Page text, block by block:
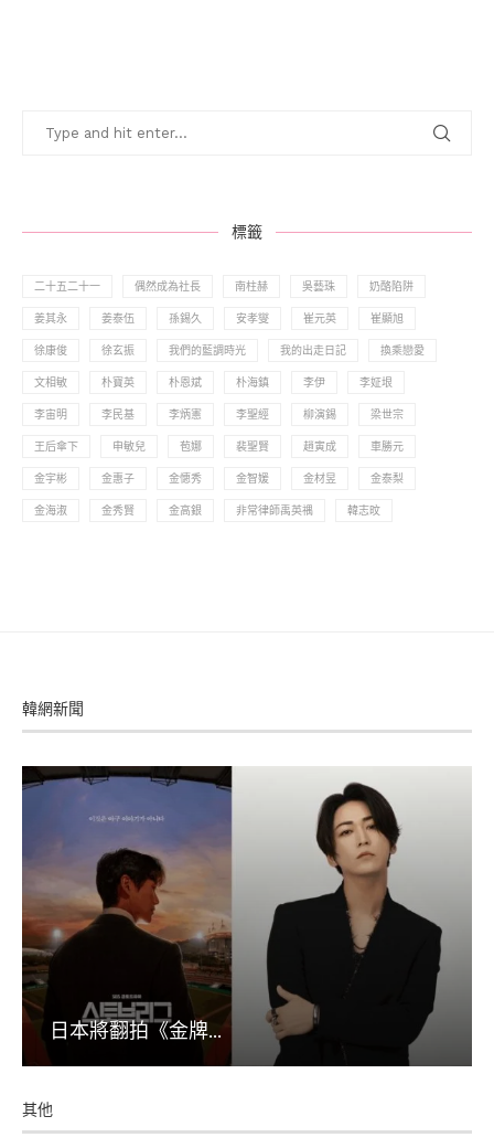
標籤
二十五二十一 偶然成為社長 南柱赫 吳藝珠 奶酪陷阱
姜其永 姜泰伍 孫錫久 安孝燮 崔元英 崔顯旭
徐康俊 徐玄振 我們的藍調時光 我的出走日記 換乘戀愛
文相敏 朴寶英 朴恩斌 朴海鎮 李伊 李姃垠
李宙明 李民基 李炳憲 李聖經 柳演錫 梁世宗
王后傘下 申敏兒 苞娜 裴聖賢 趙寅成 車勝元
金宇彬 金惠子 金憓秀 金智媛 金材昱 金泰梨
金海淑 金秀賢 金高銀 非常律師禹英禑 韓志旼
韓網新聞
日本將翻拍《金牌...
其他